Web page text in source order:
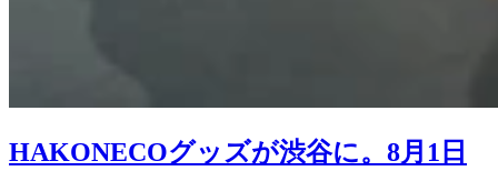
HAKONECOグッズが渋谷に。8月1日